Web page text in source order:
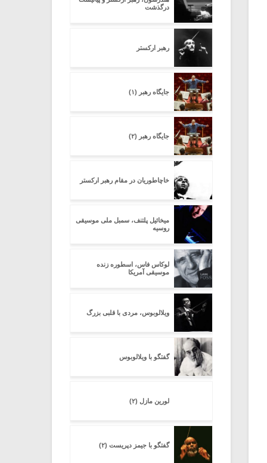
درگذشت
رهبر ارکستر
جایگاه رهبر (۱)
جایگاه رهبر (۲)
خاچاطوریان در مقام رهبر ارکستر
میخائیل پلتنف، سمبل ملی موسیقی
روسیه
لوکاس فاس، اسطوره زنده
موسیقی آمریکا
ویلالوبوس، مردی با قلبی بزرگ
گفتگو با ویلالوبوس
لورین مازل (۲)
گفتگو با جیمز دپریست (۲)